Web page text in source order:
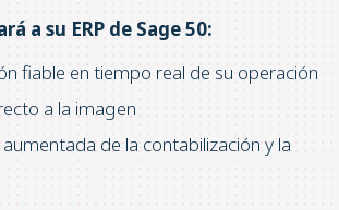
a su ERP de Sage 50:
fiable en tiempo real de su operación
a la imagen
de la contabilización y la